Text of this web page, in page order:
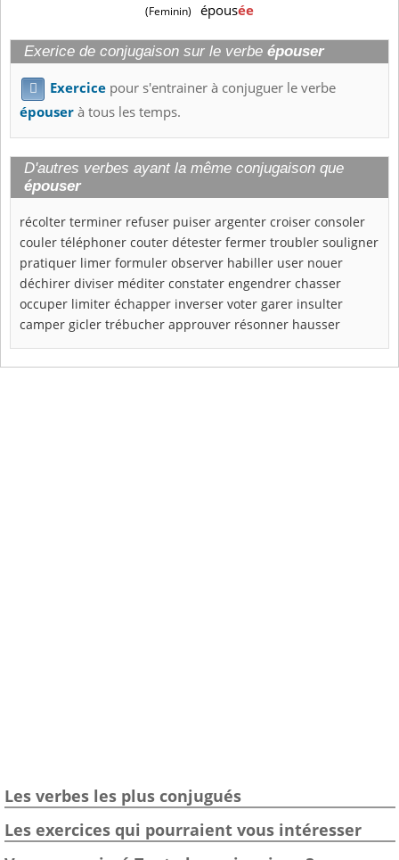
(Feminin) épousée
Exerice de conjugaison sur le verbe épouser
 Exercice pour s'entrainer à conjuguer le verbe
épouserà tous les temps.
D'autres verbes ayant la même conjugaison que
épouser
récolter terminer refuser puiser argenter croiser consoler
couler téléphoner couter détester fermer troubler souligner
pratiquer limer formuler observer habiller user nouer
déchirer diviser méditer constater engendrer chasser
occuper limiter échapper inverser voter garer insulter
camper gicler trébucher approuver résonner hausser
Les verbes les plus conjugués
Les exercices qui pourraient vous intéresser